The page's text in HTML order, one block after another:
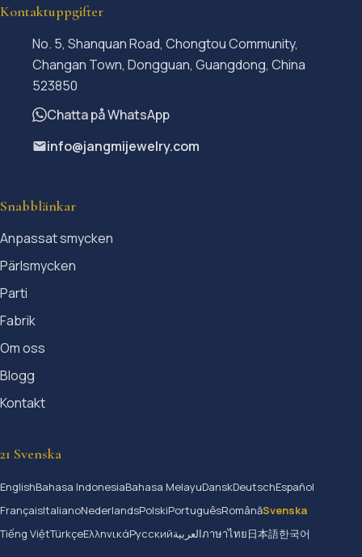
Kontaktuppgifter
No. 5, Shanquan Road, Chongtou Community,
Changan Town, Dongguan, Guangdong, China
523850
Chatta på WhatsApp
info@jangmijewelry.com
Snabblänkar
Anpassat smycken
Pärlsmycken
Parti
Fabrik
Om oss
Blogg
Kontakt
21 Svenska
EnglishBahasa IndonesiaBahasa MelayuDanskDeutschEspañol
FrançaisItalianoNederlandsPolskiPortuguêsRomânăSvenska
Tiếng ViệtTürkçeΕλληνικάРусскийالعربيةภาษาไทย日本語한국어